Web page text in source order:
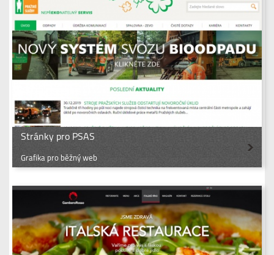
Stránky pro PSAS
Grafika pro běžný web